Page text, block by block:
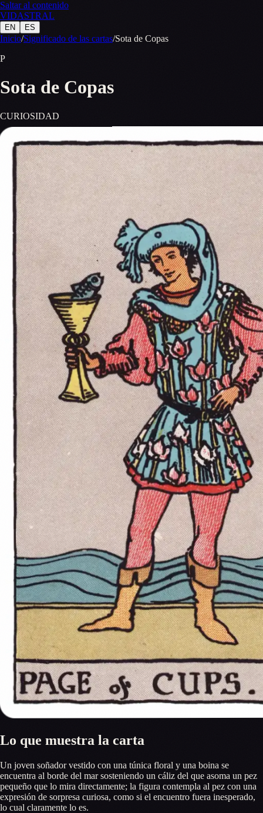
Saltar al contenido
VIDASTRAL
EN ES
Inicio/Significado de las cartas/Sota de Copas
P
Sota de Copas
CURIOSIDAD
Lo que muestra la carta
Un joven soñador vestido con una túnica floral y una boina se
encuentra al borde del mar sosteniendo un cáliz del que asoma un pez
pequeño que lo mira directamente; la figura contempla al pez con una
expresión de sorpresa curiosa, como si el encuentro fuera inesperado,
lo cual claramente lo es.